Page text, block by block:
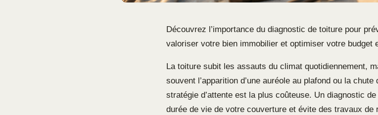
Découvrez l’importance du diagnostic de toiture pour
valoriser votre bien immobilier et optimiser votre budget
La toiture subit les assauts du climat quotidiennement,
souvent l’apparition d’une auréole au plafond ou la
stratégie d’attente est la plus coûteuse. Un diagnostic
durée de vie de votre couverture et évite des travaux de